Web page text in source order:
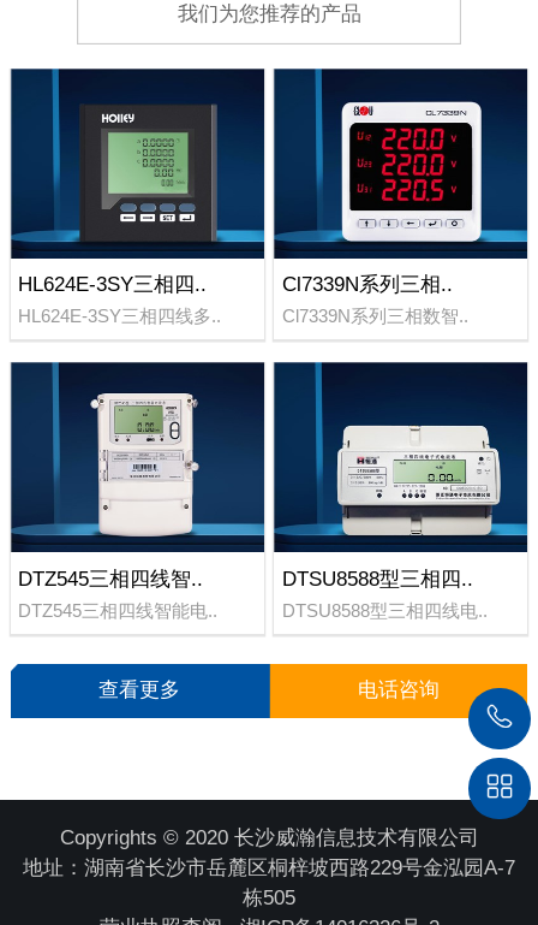
我们为您推荐的产品
HL624E-3SY三相四..
HL624E-3SY三相四线多..
Cl7339N系列三相..
Cl7339N系列三相数智..
DTZ545三相四线智..
DTZ545三相四线智能电..
DTSU8588型三相四..
DTSU8588型三相四线电..
查看更多 电话咨询
Copyrights © 2020 长沙威瀚信息技术有限公司
地址：湖南省长沙市岳麓区桐梓坡西路229号金泓园A-7
栋505